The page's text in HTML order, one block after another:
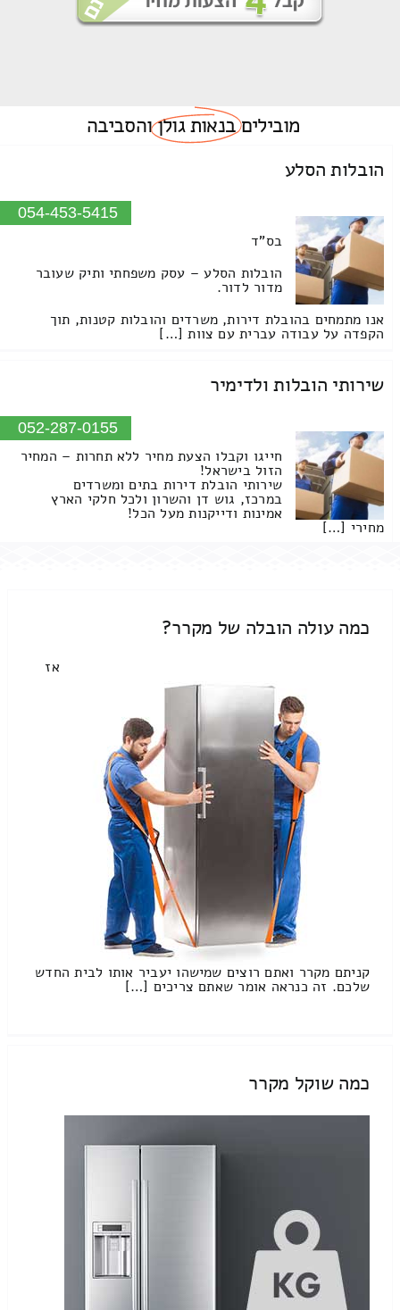
מוביליםבנאות גולןוהסביבה
הובלות הסלע
054-453-5415
בס"ד
הובלות הסלע – עסק משפחתי ותיק שעובר
מדור לדור.
אנו מתמחים בהובלת דירות, משרדים והובלות קטנות, תוך
הקפדה על עבודה עברית עם צוות […]
שירותי הובלות ולדימיר
052-287-0155
חייגו וקבלו הצעת מחיר ללא תחרות – המחיר
הזול בישראל!
שירותי הובלת דירות בתים ומשרדים
במרכז, גוש דן והשרון ולכל חלקי הארץ
אמינות ודייקנות מעל הכל!
מחירי […]
כמה עולה הובלה של מקרר?
אז
קניתם מקרר ואתם רוצים שמישהו יעביר אותו לבית החדש
שלכם. זה כנראה אומר שאתם צריכים […]
כמה שוקל מקרר